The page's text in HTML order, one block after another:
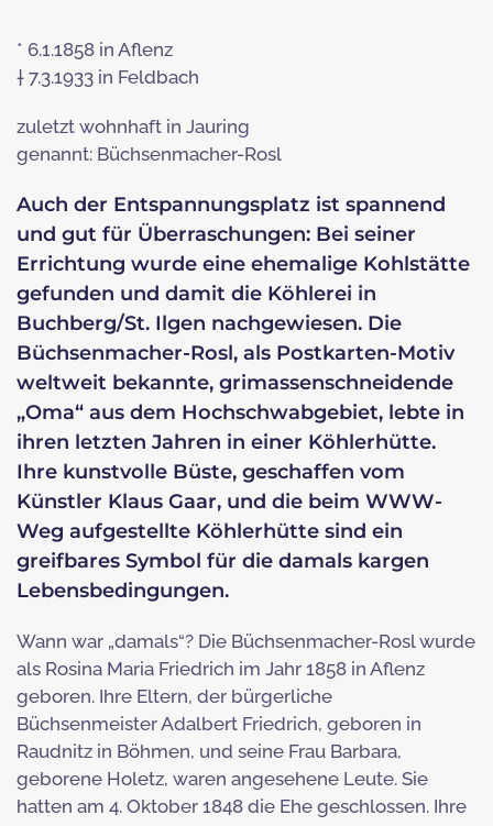
* 6.1.1858 in Aflenz
† 7.3.1933 in Feldbach
zuletzt wohnhaft in Jauring
genannt: Büchsenmacher-Rosl
Auch der Entspannungsplatz ist spannend
und gut für Überraschungen: Bei seiner
Errichtung wurde eine ehemalige Kohlstätte
gefunden und damit die Köhlerei in
Buchberg/St. Ilgen nachgewiesen. Die
Büchsenmacher-Rosl, als Postkarten-Motiv
weltweit bekannte, grimassenschneidende
„Oma“ aus dem Hochschwabgebiet, lebte in
ihren letzten Jahren in einer Köhlerhütte.
Ihre kunstvolle Büste, geschaffen vom
Künstler Klaus Gaar, und die beim WWW-
Weg aufgestellte Köhlerhütte sind ein
greifbares Symbol für die damals kargen
Lebensbedingungen.
Wann war „damals“? Die Büchsenmacher-Rosl wurde
als Rosina Maria Friedrich im Jahr 1858 in Aflenz
geboren. Ihre Eltern, der bürgerliche
Büchsenmeister Adalbert Friedrich, geboren in
Raudnitz in Böhmen, und seine Frau Barbara,
geborene Holetz, waren angesehene Leute. Sie
hatten am 4. Oktober 1848 die Ehe geschlossen. Ihre